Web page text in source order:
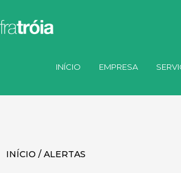
INÍCIO EMPRESA
INÍCIO / ALERTAS